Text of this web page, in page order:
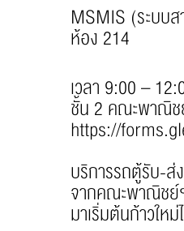
MSMIS (ระบบ
ห้อง 214
เวลา 9:00 –
ชั้น 2 คณะพาณิช
https://
บริการรถตู้รับ-ส่
จากคณะพาณิชย์
มาเริ่มต้นก้าวให